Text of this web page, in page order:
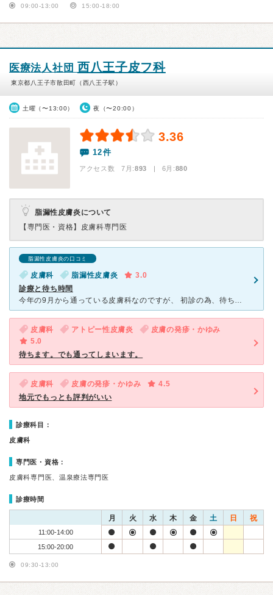
09:00-13:00 15:00-18:00
医療法人社団 西八王子皮フ科
東京都八王子市散田町（西八王子駅）
土曜（〜13:00） 夜（〜20:00）
3.36
12件
アクセス数 7月:893 | 6月:880
脂漏性皮膚炎について
【専門医・資格】 皮膚科専門医
脂漏性皮膚炎の口コミ
皮膚科 脂漏性皮膚炎
3.0
診療と待ち時間
今年の9月から通っている皮膚科なのですが、 初診の為、待ち時間が掛かると覚悟していたのですが、 3時間程待たされました。 病院の印象としては、待ち時間と受診待ちの人が多いことです。 診療に関し
皮膚科 アトピー性皮膚炎
皮膚の発疹・かゆみ
5.0
待ちます。でも通ってしまいます。
皮膚科 皮膚の発疹・かゆみ
4.5
地元でもっとも評判がいい
診療科目：
皮膚科
専門医・資格：
皮膚科専門医、温泉療法専門医
診療時間
月 火 水 木 金 土 日 祝
11:00-14:00
15:00-20:00
09:30-13:00